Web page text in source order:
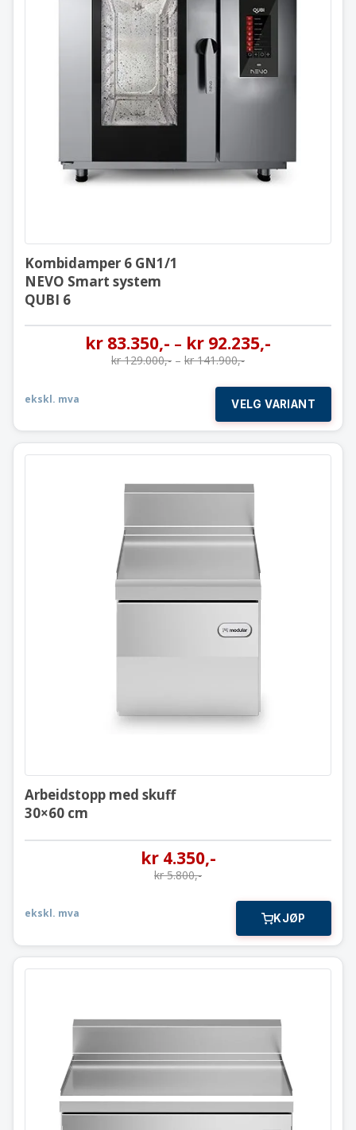
Kombidamper 6 GN1/1
NEVO Smart system
QUBI 6
Kombidamper 6 GN1/1
NEVO Smart system
QUBI 6
kr 83.350,- – kr 92.235,-
kr129.000,- – kr141.900,-
ekskl. mva VELG VARIANT
Arbeidstopp med skuff
30×60 cm
Arbeidstopp med skuff
30×60 cm
kr4.350,-
kr5.800,-
ekskl. mva KJØP